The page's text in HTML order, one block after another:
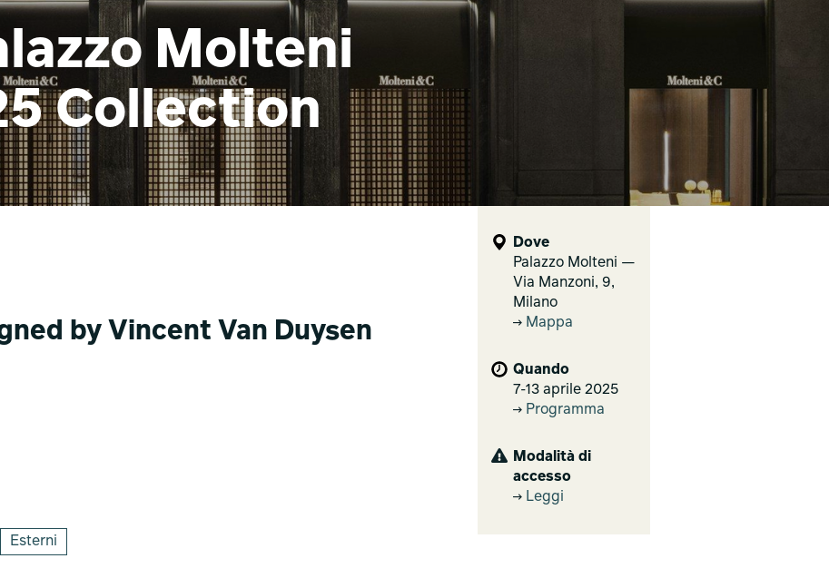
Molteni
Collection
by Vincent Van Duysen
Esterni
Dove
Palazzo Molteni —
Via Manzoni, 9,
Milano
Mappa
Quando
7-13 aprile 2025
Programma
Modalità di
accesso
Leggi